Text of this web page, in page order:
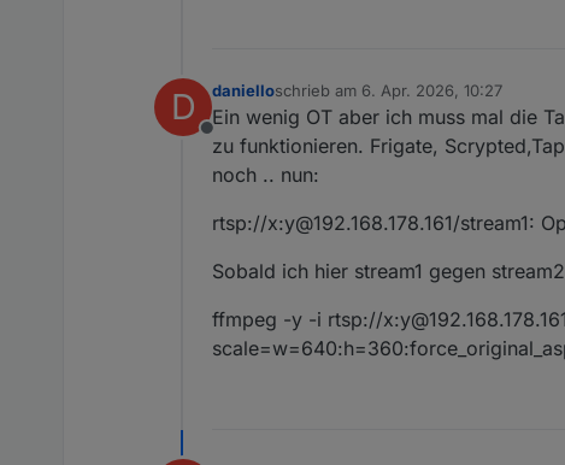
D
Offline
danielloschrieb am 6. Apr. 2026, 10:27
zuletzt editiert von
Ein wenig OT aber ich muss mal die
zu funktionieren. Frigate,
noch .. nun:
rtsp://x:y@192.168.178.161/stream1:
Sobald ich hier stream1 gegen
ffmpeg -y -i rtsp://